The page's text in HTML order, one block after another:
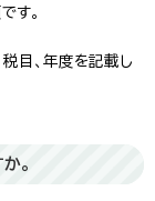
す。
税目、年度を記載し
。